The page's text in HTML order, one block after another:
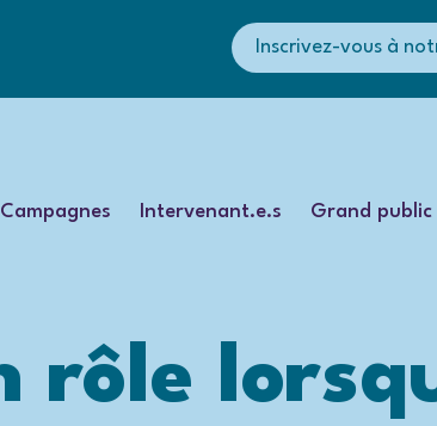
Inscrivez-vous à
Campagnes Intervenant.e.s Grand public
rôle